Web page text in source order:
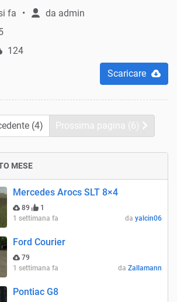
fa da admin
124
Scaricare
(4) Prossima pagina (6)
MESE
Mercedes Arocs SLT 8×4
89
1
1 settimana fa
da yalcin06
Ford Courier
79
1 settimana fa
da Zallamann
Pontiac G8